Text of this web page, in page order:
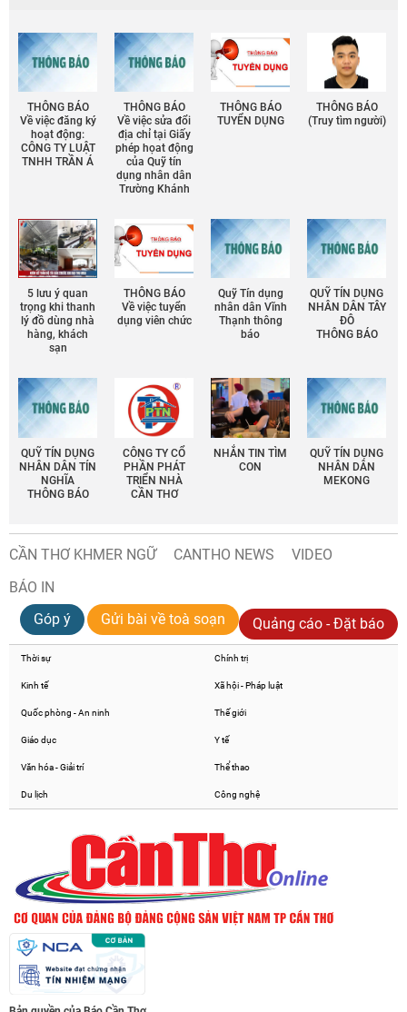
THÔNG BÁO
Về việc đăng ký
hoạt động:
CÔNG TY LUẬT
TNHH TRẦN Á
THÔNG BÁO
Về việc sửa đổi
địa chỉ tại Giấy
phép họat động
của Quỹ tín
dụng nhân dân
Trường Khánh
THÔNG BÁO
TUYỂN DỤNG
THÔNG BÁO
(Truy tìm người)
5 lưu ý quan
trọng khi thanh
lý đồ dùng nhà
hàng, khách
sạn
THÔNG BÁO
Về việc tuyển
dụng viên chức
Quỹ Tín dụng
nhân dân Vĩnh
Thạnh thông
báo
QUỸ TÍN DỤNG
NHÂN DÂN TÂY
ĐÔ
THÔNG BÁO
QUỸ TÍN DỤNG
NHÂN DÂN TÍN
NGHĨA
THÔNG BÁO
CÔNG TY CỔ
PHẦN PHÁT
TRIỂN NHÀ
CẦN THƠ
NHẮN TIN TÌM
CON
QUỸ TÍN DỤNG
NHÂN DÂN
MEKONG
CẦN THƠ KHMER NGỮ CANTHO NEWS
VIDEO
BÁO IN
Góp ý
Gửi bài về toà soạn Quảng cáo - Đặt báo
Thời sự Chính trị
Kinh tế Xã hội - Pháp luật
Quốc phòng - An ninh Thế giới
Giáo dục Y tế
Văn hóa - Giải trí Thể thao
Du lịch Công nghệ